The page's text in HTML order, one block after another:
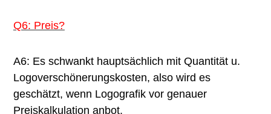
Q6: Preis?
A6: Es schwankt hauptsächlich mit Quantität u.
Logoverschönerungskosten, also wird es
geschätzt, wenn Logografik vor genauer
Preiskalkulation anbot.